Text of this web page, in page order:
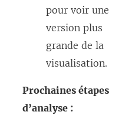
pour voir une
version plus
grande de la
visualisation.
Prochaines étapes
d’analyse :